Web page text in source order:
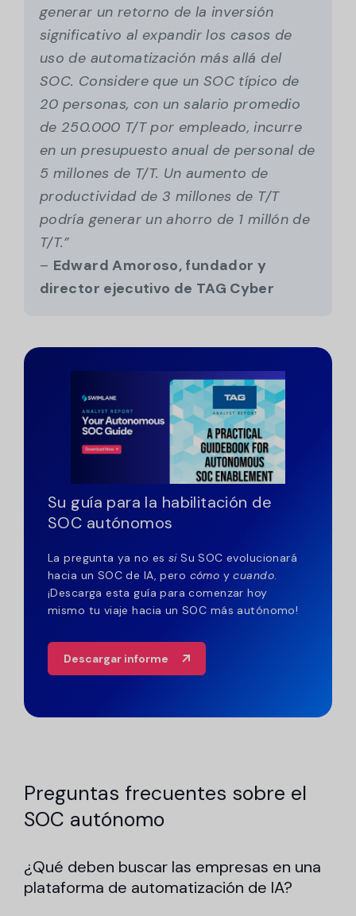
generar un retorno de la inversión
significativo al expandir los casos de
uso de automatización más allá del
SOC. Considere que un SOC típico de
20 personas, con un salario promedio
de 250.000 T/T por empleado, incurre
en un presupuesto anual de personal de
5 millones de T/T. Un aumento de
productividad de 3 millones de T/T
podría generar un ahorro de 1 millón de
T/T.”
– Edward Amoroso, fundador y
director ejecutivo de TAG Cyber
Su guía para la habilitación de
SOC autónomos
La pregunta ya no es siSu SOC evolucionará
hacia un SOC de IA, pero cómo ycuando.
¡Descarga esta guía para comenzar hoy
mismo tu viaje hacia un SOC más autónomo!
Descargar informe
Preguntas frecuentes sobre el
SOC autónomo
¿Qué deben buscar las empresas en una
plataforma de automatización de IA?